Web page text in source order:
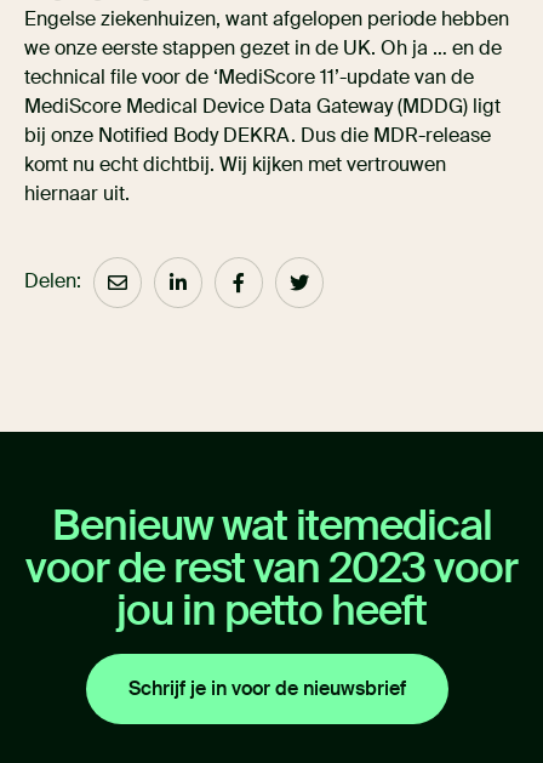
Engelse ziekenhuizen, want afgelopen periode hebben
we onze eerste stappen gezet in de UK. Oh ja … en de
technical file voor de ‘MediScore 11’-update van de
MediScore Medical Device Data Gateway (MDDG) ligt
bij onze Notified Body DEKRA. Dus die MDR-release
komt nu echt dichtbij. Wij kijken met vertrouwen
hiernaar uit.
Delen:
Benieuw wat itemedical
voor de rest van 2023 voor
jou in petto heeft
Schrijf je in voor de nieuwsbrief